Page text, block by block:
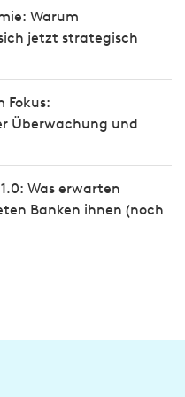
Warum
jetzt strategisch
Fokus:
Überwachung und
Was erwarten
Banken ihnen (noch